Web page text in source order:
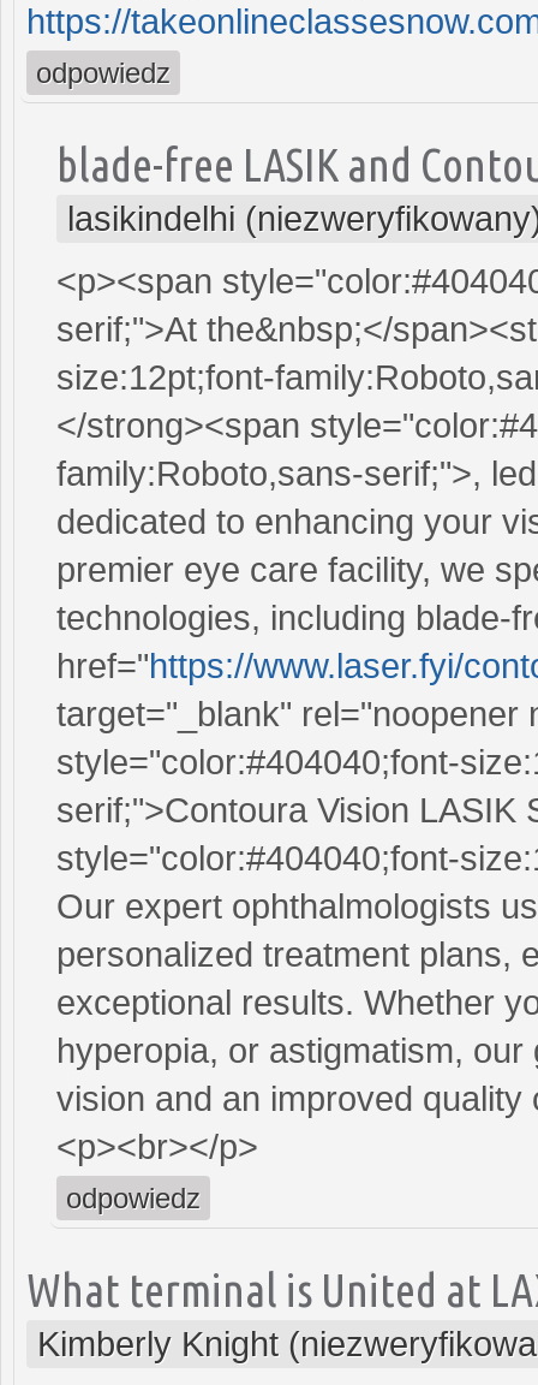
https://
odpowiedz
blade-free LASIK and
lasikindelhi
<p><span
serif;">At the&nbsp;</
size:12pt;font-
</strong><span
family:Roboto,sans-serif;">,
dedicated to enhancing your
premier eye care facility, we
technologies, including blade-
href="https://www.laser.fyi/
target="_blank" rel="noopener
style="color:#404040;font-
serif;">Contoura Vision
style="color:#404040;font-
Our expert ophthalmologists
personalized treatment plans,
exceptional results. Whether
hyperopia, or astigmatism,
vision and an improved
<p><br></p>
odpowiedz
What terminal is United at
Kimberly Knight